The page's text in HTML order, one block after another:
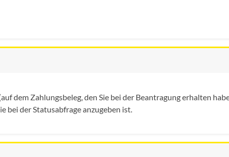
dem Zahlungsbeleg, den Sie bei der Beantragung erhalten
bei der Statusabfrage anzugeben ist.